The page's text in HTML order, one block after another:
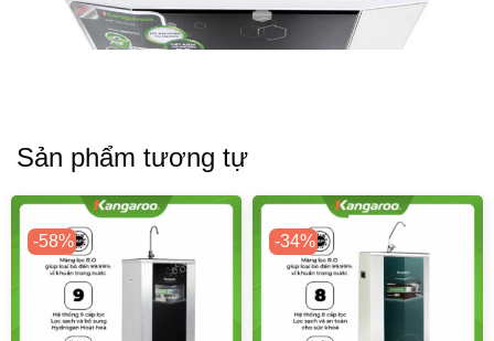
Sản phẩm tương tự
-58% -34%